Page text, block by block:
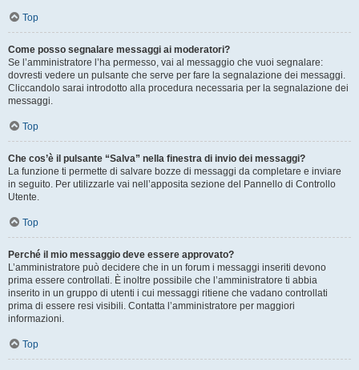
Top
Come posso segnalare messaggi ai moderatori?
Se l’amministratore l’ha permesso, vai al messaggio che vuoi segnalare:
dovresti vedere un pulsante che serve per fare la segnalazione dei messaggi.
Cliccandolo sarai introdotto alla procedura necessaria per la segnalazione dei
messaggi.
Top
Che cos’è il pulsante “Salva” nella finestra di invio dei messaggi?
La funzione ti permette di salvare bozze di messaggi da completare e inviare
in seguito. Per utilizzarle vai nell’apposita sezione del Pannello di Controllo
Utente.
Top
Perché il mio messaggio deve essere approvato?
L’amministratore può decidere che in un forum i messaggi inseriti devono
prima essere controllati. È inoltre possibile che l’amministratore ti abbia
inserito in un gruppo di utenti i cui messaggi ritiene che vadano controllati
prima di essere resi visibili. Contatta l’amministratore per maggiori
informazioni.
Top